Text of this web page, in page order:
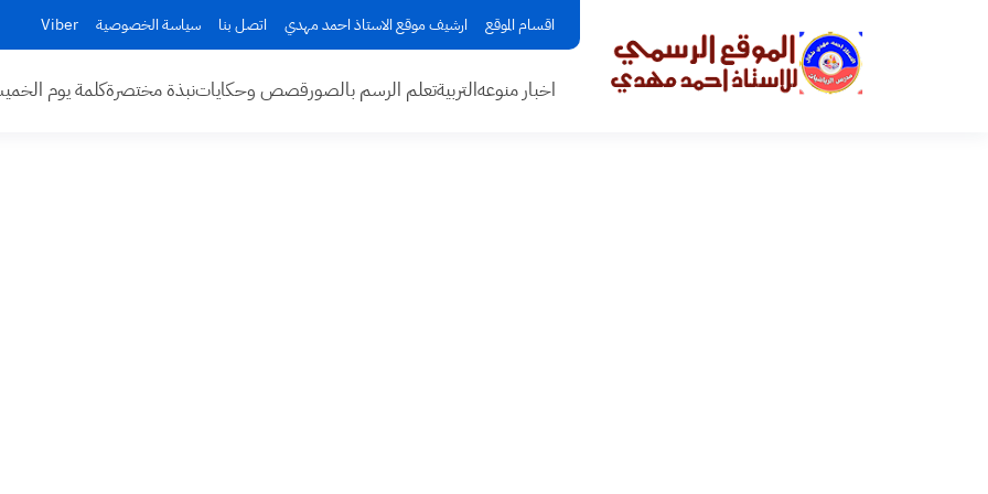
اقسام الموقع ارشيف موقع الاستاذ احمد مهدي اتصل بنا سياسة الخصوصية Viber
اخبار منوعهالتربيةتعلم الرسم بالصورقصص وحكاياتنبذة مختصرةكلمة يوم